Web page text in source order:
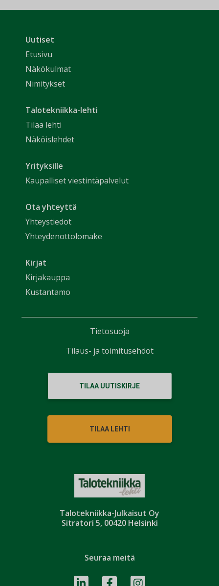
Talotekniikka-Julkaisut Oy
Sitratori 5, 00420 Helsinki
Uutiset
Etusivu
Näkökulmat
Nimitykset
Talotekniikka-lehti
Tilaa lehti
Näköislehdet
Yrityksille
Kaupalliset viestintäpalvelut
Ota yhteyttä
Yhteystiedot
Yhteydenottolomake
Kirjat
Kirjakauppa
Kustantamo
TILAA UUTISKIRJE
TILAA LEHTI
Seuraa meitä
Tietosuoja
Tilaus- ja toimitusehdot